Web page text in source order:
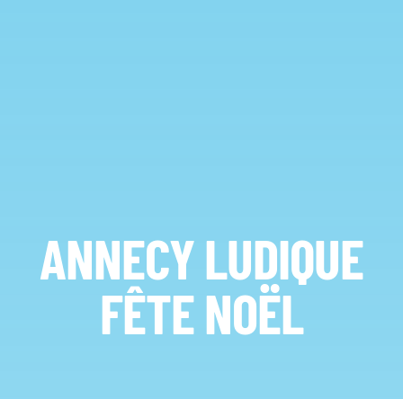
ANNECY LUDIQUE
FÊTE NOËL